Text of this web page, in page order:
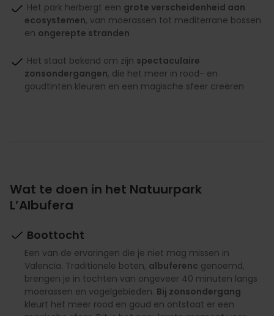
Het park herbergt een grote verscheidenheid aan
ecosystemen, van moerassen tot mediterrane bossen
en ongerepte stranden
Het staat bekend om zijn spectaculaire
zonsondergangen, die het meer in rood- en
goudtinten kleuren en een magische sfeer creëren
Wat te doen in het Natuurpark
L’Albufera
Boottocht
Een van de ervaringen die je niet mag missen in
Valencia. Traditionele boten, albuferenc genoemd,
brengen je in tochten van ongeveer 40 minuten langs
moerassen en vogelgebieden. Bij zonsondergang
kleurt het meer rood en goud en ontstaat er een